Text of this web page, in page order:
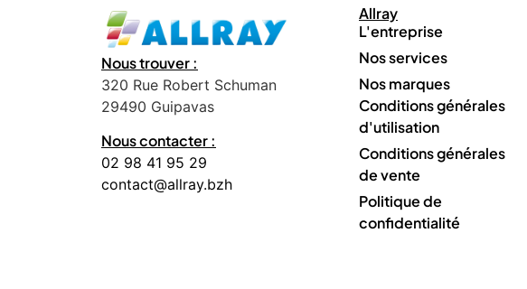
Nous trouver :
320 Rue Robert Schuman
29490 Guipavas
Nous contacter :
02 98 41 95 29
contact@allray.bzh
Allray
L'entreprise
Nos services
Nos marques
Conditions générales
d'utilisation
Conditions générales
de vente
Politique de
confidentialité